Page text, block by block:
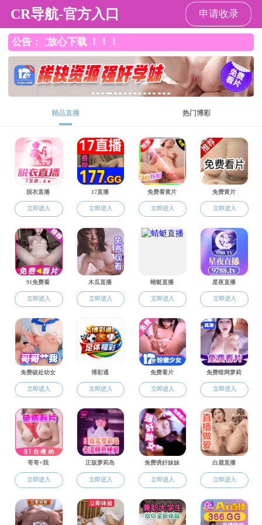
黄色仓库
人才培养
黄色仓库 - 人才培养 人才培养概况
人才培养概况